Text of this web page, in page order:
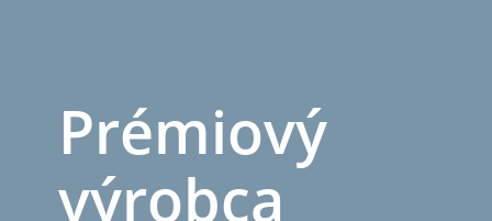
Prémiový
výrobca